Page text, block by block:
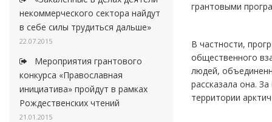
некоммерческого сектора найдут
в себе силы трудиться дальше»
22.07.2015
Мероприятия грантового
конкурса «Православная
инициатива» пройдут в рамках
Рождественских чтений
21.01.2015
грантовыми
В частности,
общественного
людей,
рассказала она.
территории